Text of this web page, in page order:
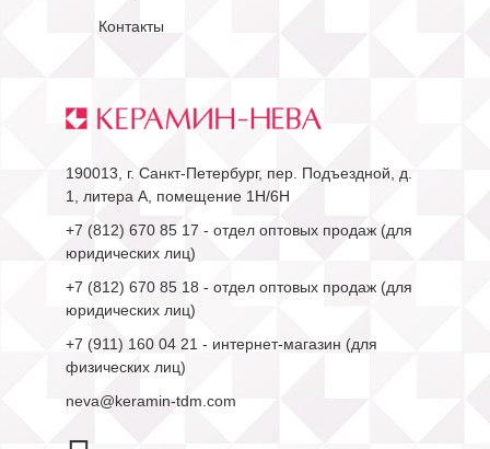
Контакты
190013, г. Санкт-Петербург, пер. Подъездной, д.
1, литера А, помещение 1Н/6Н
+7 (812) 670 85 17 - отдел оптовых продаж (для
юридических лиц)
+7 (812) 670 85 18 - отдел оптовых продаж (для
юридических лиц)
+7 (911) 160 04 21 - интернет-магазин (для
физических лиц)
neva@keramin-tdm.com